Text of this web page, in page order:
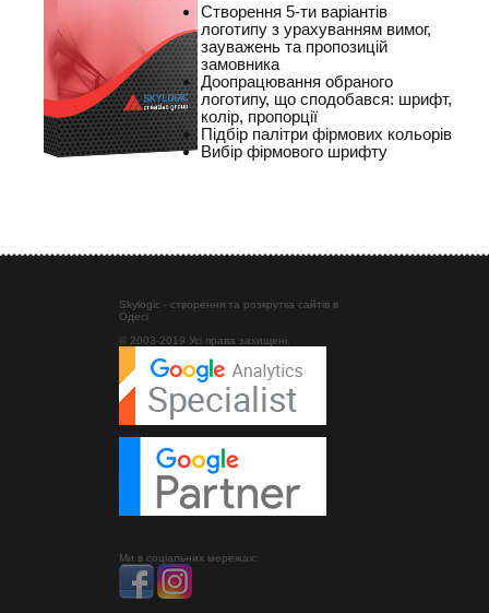
Створення 5-ти варіантів
логотипу з урахуванням вимог,
зауважень та пропозицій
замовника
Доопрацювання обраного
логотипу, що сподобався: шрифт,
колір, пропорції
Підбір палітри фірмових кольорів
Вибір фірмового шрифту
Skylogic - створення та розкрутка сайтів в
Одесі
© 2003-2019 Усі права захищені.
Ми в соціальних мережах: